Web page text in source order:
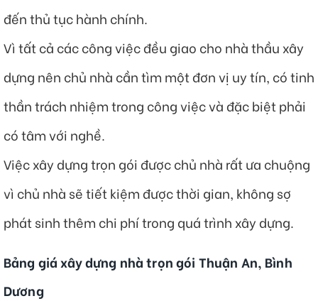
đến thủ tục hành chính.
Vì tất cả các công việc đều giao cho nhà thầu xây
dựng nên chủ nhà cần tìm một đơn vị uy tín, có tinh
thần trách nhiệm trong công việc và đặc biệt phải
có tâm với nghề.
Việc xây dựng trọn gói được chủ nhà rất ưa chuộng
vì chủ nhà sẽ tiết kiệm được thời gian, không sợ
phát sinh thêm chi phí trong quá trình xây dựng.
Bảng giá xây dựng nhà trọn gói Thuận An, Bình
Dương